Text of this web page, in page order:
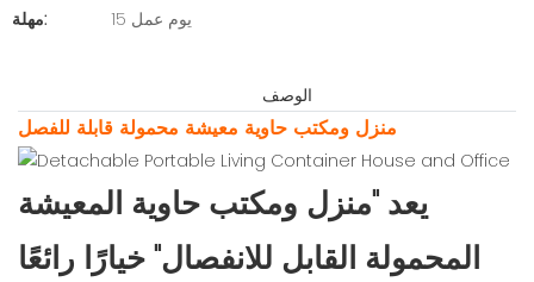
مهلة:
15 يوم عمل
الوصف
منزل ومكتب حاوية معيشة محمولة قابلة للفصل
يعد "منزل ومكتب حاوية المعيشة
المحمولة القابل للانفصال" خيارًا رائعًا